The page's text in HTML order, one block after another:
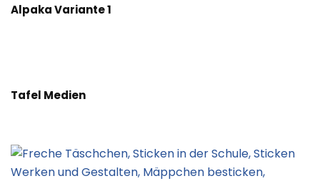
Alpaka Variante 1
Tafel Medien